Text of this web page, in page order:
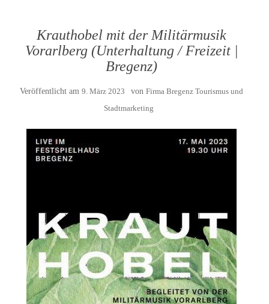
Krauthobel mit der Militärmusik
Vorarlberg (Unterhaltung / Freizeit |
Bregenz)
Veröffentlicht am 9. März 2023 von Firma Bregenz Tourismus und
Stadtmarketing